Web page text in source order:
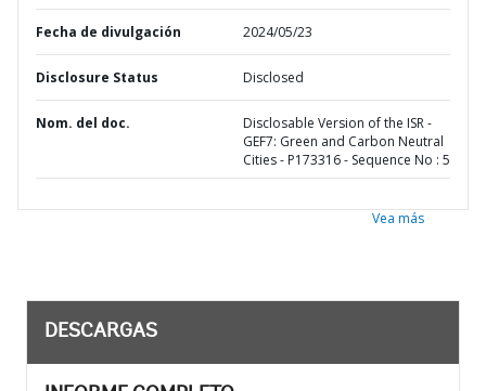
Fecha de divulgación 2024/05/23
Disclosure Status Disclosed
Nom. del doc.
Disclosable Version of the ISR -
GEF7: Green and Carbon Neutral
Cities - P173316 - Sequence No : 5
Vea más
DESCARGAS